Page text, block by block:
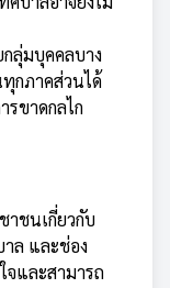
ลุ่มบุคคลบาง
กภาคส่วนได้
รขาดกลไก
าชนเกี่ยวกับ
ล และช่อง
จและสามารถ